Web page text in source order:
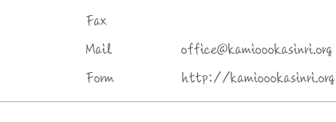
Fax
Mail
Form
office@kamioookasinri.org
http://kamioookasinri.org